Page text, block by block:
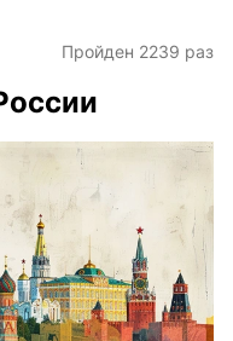
Пройден 2239 раз